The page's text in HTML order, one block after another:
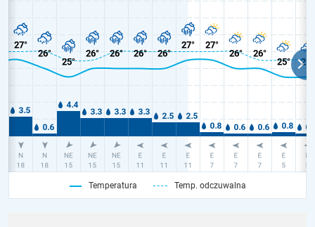
Temperatura Temp. odczuwalna